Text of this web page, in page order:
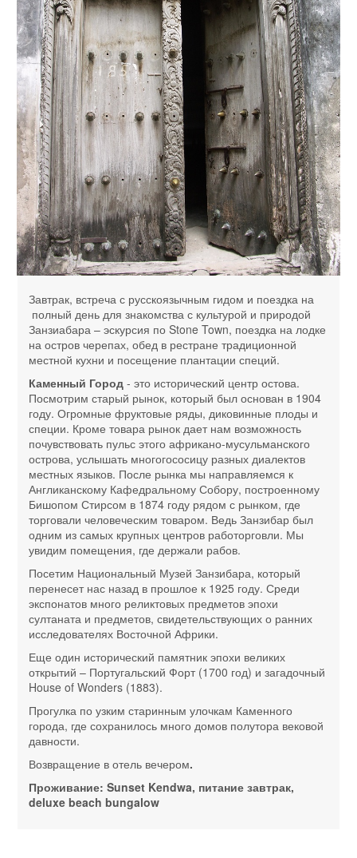
Завтрак, встреча с русскоязычным гидом и поездка на
полный день для знакомства с культурой и природой
Занзиабара – эскурсия по Stone Town, поездка на лодке
на остров черепах, обед в рестране традиционной
местной кухни и посещение плантации специй.
Каменный Город - это исторический центр остова.
Посмотрим старый рынок, который был основан в 1904
году. Огромные фруктовые ряды, диковинные плоды и
специи. Кроме товара рынок дает нам возможность
почувствовать пульс этого африкано-мусульманского
острова, услышать многогососицу разных диалектов
местных языков. После рынка мы направляемся к
Англиканскому Кафедральному Собору, построенному
Бишопом Стирсом в 1874 году рядом с рынком, где
торговали человеческим товаром. Ведь Занзибар был
одним из самых крупных центров работорговли. Мы
увидим помещения, где держали рабов.
Посетим Национальный Музей Занзибара, который
перенесет нас назад в прошлое к 1925 году. Среди
экспонатов много реликтовых предметов эпохи
султаната и предметов, свидетельствующих о ранних
исследователях Восточной Африки.
Еще один исторический памятник эпохи великих
открытий – Португальский Форт (1700 год) и загадочный
House of Wonders (1883).
Прогулка по узким старинным улочкам Каменного
города, где сохранилось много домов полутора вековой
давности.
Возвращение в отель вечером.
Проживание: Sunset Kendwa, питание завтрак,
deluxe beach bungalow